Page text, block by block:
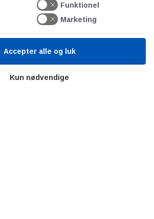
Funktionel
Marketing
Kun nødvendige
Accepter alle og luk